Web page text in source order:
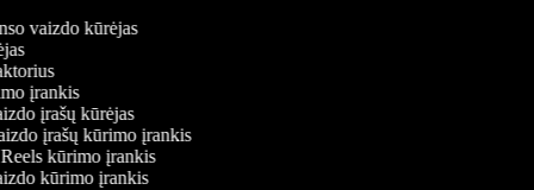
vaizdo kūrėjas
įrankis
įrašų kūrėjas
įrašų kūrimo įrankis
Reels kūrimo įrankis
kūrimo įrankis